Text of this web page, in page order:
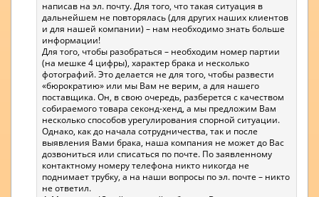
написав на эл. почту. Для того, что такая ситуация в
дальнейшем не повторялась (для других наших клиентов
и для нашей компании) – нам необходимо знать больше
информации!
Для того, чтобы разобраться – необходим номер партии
(на мешке 4 цифры), характер брака и несколько
фотографий. Это делается не для того, чтобы развести
«бюрократию» или мы Вам не верим, а для нашего
поставщика. Он, в свою очередь, разберется с качеством
собираемого товара секонд-хенд, а мы предложим Вам
несколько способов урегулирования спорной ситуации.
Однако, как до начала сотрудничества, так и после
выявления Вами брака, наша компания не может до Вас
дозвониться или списаться по почте. По заявленному
контактному номеру телефона никто никогда не
поднимает трубку, а на наши вопросы по эл. почте – никто
не ответил.